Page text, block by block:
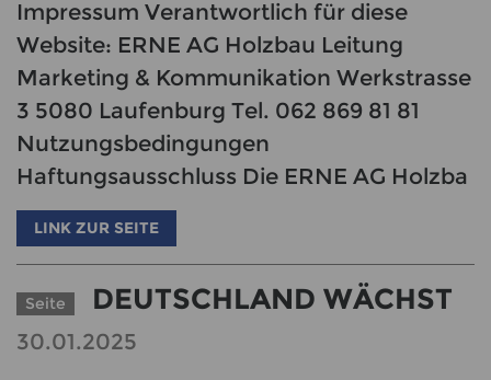
Impressum Verantwortlich für diese
Website: ERNE AG Holzbau Leitung
Marketing & Kommunikation Werkstrasse
3 5080 Laufenburg Tel. 062 869 81 81
Nutzungsbedingungen
Haftungsausschluss Die ERNE AG Holzba
LINK ZUR SEITE
Seite DEUTSCHLAND WÄCHST
30.01.2025